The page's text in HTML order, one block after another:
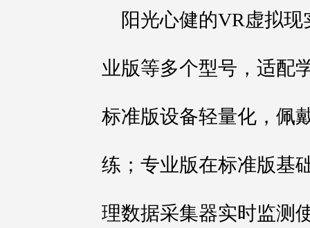
阳光心健的VR虚拟
业版等多个型号，适配
标准版设备轻量化，佩
练；专业版在标准版基
理数据采集器实时监测